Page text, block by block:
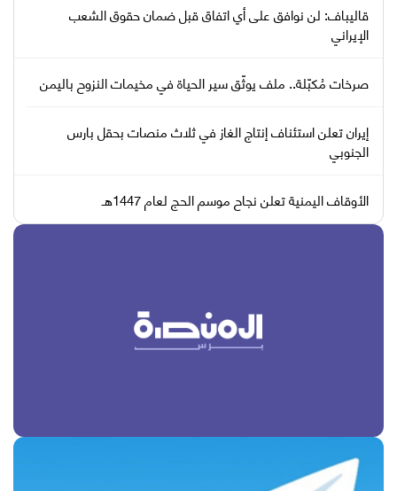
قاليباف: لن نوافق على أي اتفاق قبل ضمان حقوق الشعب
الإيراني
صرخات مُكبّلة.. ملف يوثّق سير الحياة في مخيمات النزوح باليمن
إيران تعلن استئناف إنتاج الغاز في ثلاث منصات بحقل بارس
الجنوبي
الأوقاف اليمنية تعلن نجاح موسم الحج لعام 1447هـ